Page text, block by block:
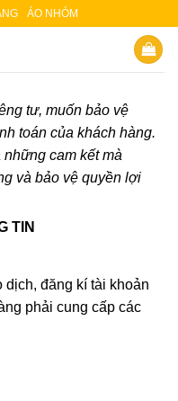
ÁO NHÓM
tư, muốn bảo vệ
toán của khách hàng.
những cam kết mà
và bảo vệ quyền lợi
TIN
đăng kí tài khoản
phải cung cấp các